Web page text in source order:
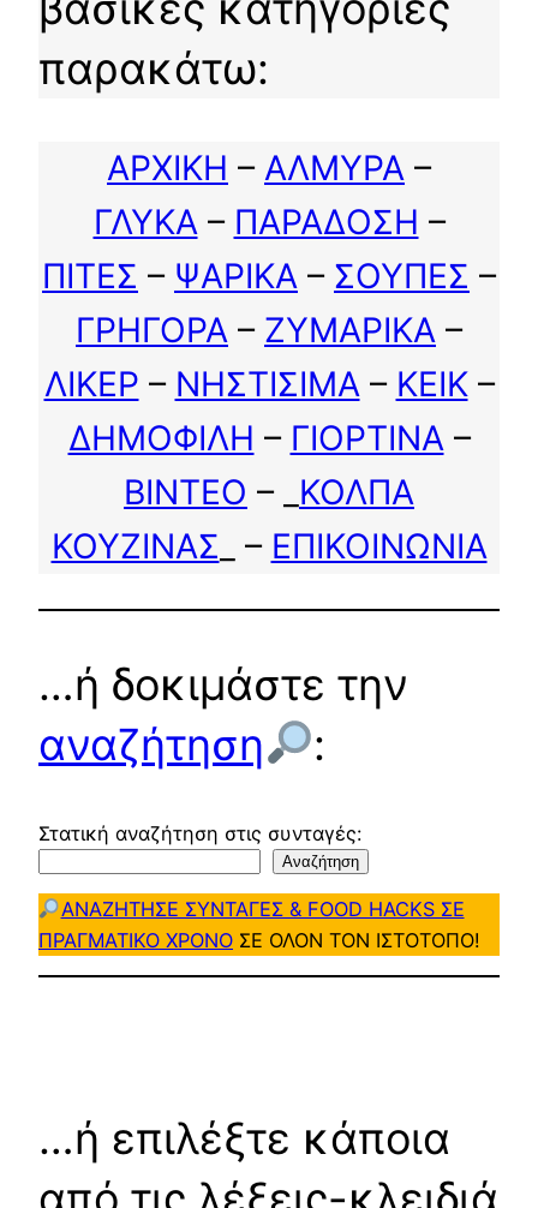
παρακάτω:
ΑΡΧΙΚΗ – ΑΛΜΥΡΑ –
ΓΛΥΚΑ– ΠΑΡΑΔΟΣΗ –
ΠΙΤΕΣ – ΨΑΡΙΚΑ – ΣΟΥΠΕΣ –
ΓΡΗΓΟΡΑ – ΖΥΜΑΡΙΚΑ –
ΛΙΚΕΡ – ΝΗΣΤΙΣΙΜΑ– ΚΕΙΚ–
ΔΗΜΟΦΙΛΗ – ΓΙΟΡΤΙΝΑ–
ΒΙΝΤΕΟ – _ ΚΟΛΠΑ
ΚΟΥΖΙΝΑΣ _ – ΕΠΙΚΟΙΝΩΝΙΑ
…ή δοκιμάστε την
αναζήτηση
:
Στατική αναζήτηση στις συνταγές:
Αναζήτηση
ΑΝΑΖΗΤΗΣΕ ΣΥΝΤΑΓΕΣ & FOOD HACKS ΣΕ
ΠΡΑΓΜΑΤΙΚΟ ΧΡΟΝΟ ΣΕ ΟΛΟΝ ΤΟΝ ΙΣΤΟΤΟΠΟ!
…ή επιλέξτε κάποια